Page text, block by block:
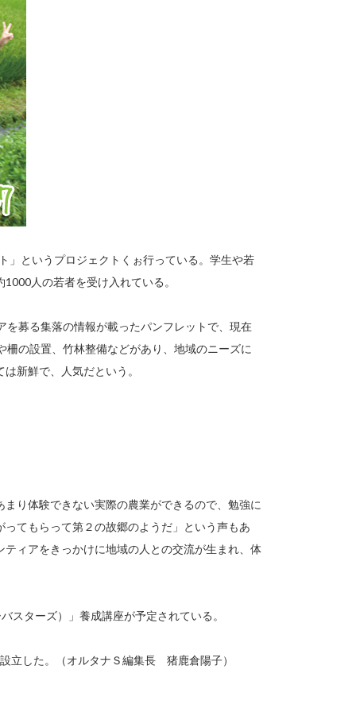
」というプロジェクトくぉ行っている。学生や若
人の若者を受け入れている。
募る集落の情報が載ったパンフレットで、現在
の設置、竹林整備などがあり、地域のニーズに
新鮮で、人気だという。
り体験できない実際の農業ができるので、勉強に
てもらって第２の故郷のようだ」という声もあ
ィアをきっかけに地域の人との交流が生まれ、体
スターズ）」養成講座が予定されている。
立した。（オルタナＳ編集長 猪鹿倉陽子）